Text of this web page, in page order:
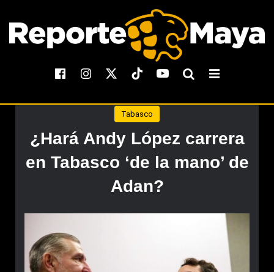
Tabasco
¿Hará Andy López carrera
en Tabasco ‘de la mano’ de
Adan?